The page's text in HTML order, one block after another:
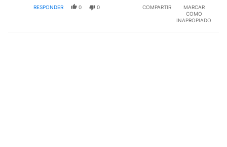
RESPONDER 0 0 COMPARTIR
MARCAR
COMO
INAPROPIADO